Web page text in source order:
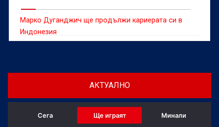
Марко Дуганджич ще продължи кариерата си в
Индонезия
АКТУАЛНО
Сега Ще играят Минали